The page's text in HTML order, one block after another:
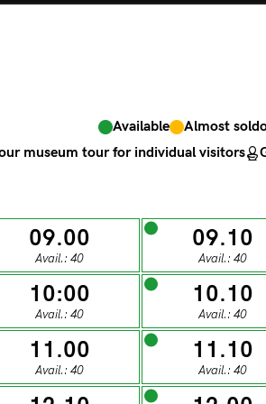
The ticket grants
Legend
Available
Guided tour
M
MONDAY
Available Almost
museum tour for individual visitors
09.00
Avail.: 40
09.10
Avail.: 40
10:00
Avail.: 40
10.10
Avail.: 40
11.00
Avail.: 40
11.10
Avail.: 40